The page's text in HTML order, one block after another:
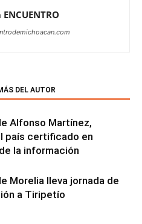
DEL AUTOR
Alfonso Martínez,
país certificado en
la información
Morelia lleva jornada de
a Tiripetío